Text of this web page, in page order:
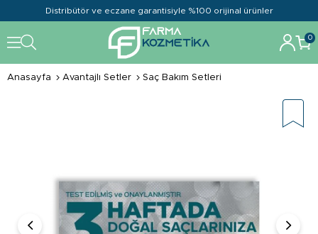
Distribütör ve eczane garantisiyle %100 orijinal ürünler
0
Anasayfa Avantajlı Setler Saç Bakım Setleri